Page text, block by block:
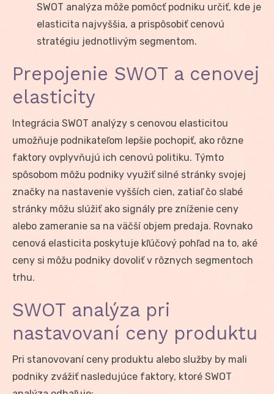
SWOT analýza môže pomôcť podniku určiť, kde je
elasticita najvyššia, a prispôsobiť cenovú
stratégiu jednotlivým segmentom.
Prepojenie SWOT a cenovej
elasticity
Integrácia SWOT analýzy s cenovou elasticitou
umožňuje podnikateľom lepšie pochopiť, ako rôzne
faktory ovplyvňujú ich cenovú politiku. Týmto
spôsobom môžu podniky využiť silné stránky svojej
značky na nastavenie vyšších cien, zatiaľ čo slabé
stránky môžu slúžiť ako signály pre zníženie ceny
alebo zameranie sa na väčší objem predaja. Rovnako
cenová elasticita poskytuje kľúčový pohľad na to, aké
ceny si môžu podniky dovoliť v rôznych segmentoch
trhu.
SWOT analýza pri
nastavovaní ceny produktu
Pri stanovovaní ceny produktu alebo služby by mali
podniky zvážiť nasledujúce faktory, ktoré SWOT